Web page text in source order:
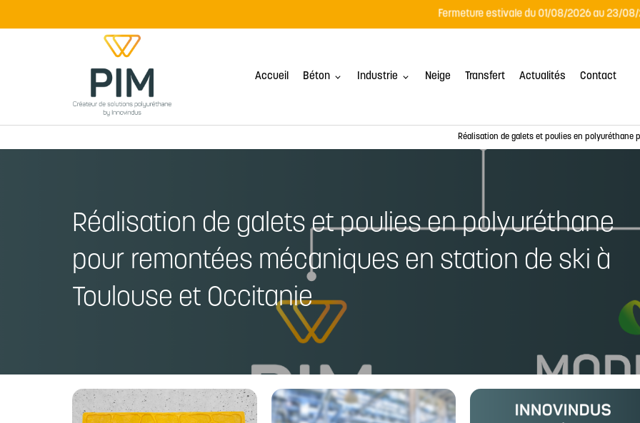
Accueil Béton Industrie Neige Transfert Actualités Contact
Réalisation de galets et poulies en polyuréthane
Réalisation de galets et poulies en polyuréthane
pour remontées mécaniques en station de ski à
Toulouse et Occitanie